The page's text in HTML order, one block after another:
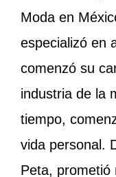
Moda en
especializó en
comenzó su
industria de la
tiempo,
vida personal.
Peta, prometió